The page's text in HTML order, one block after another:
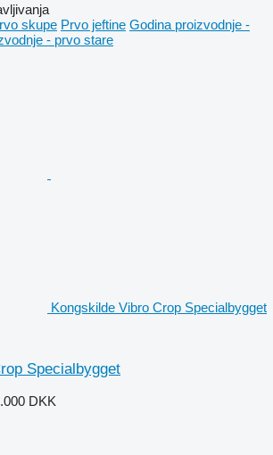
skupe Prvo jeftine Godina proizvodnje -
- prvo stare
Kongskilde Vibro Crop Specialbygget
Specialbygget
DKK